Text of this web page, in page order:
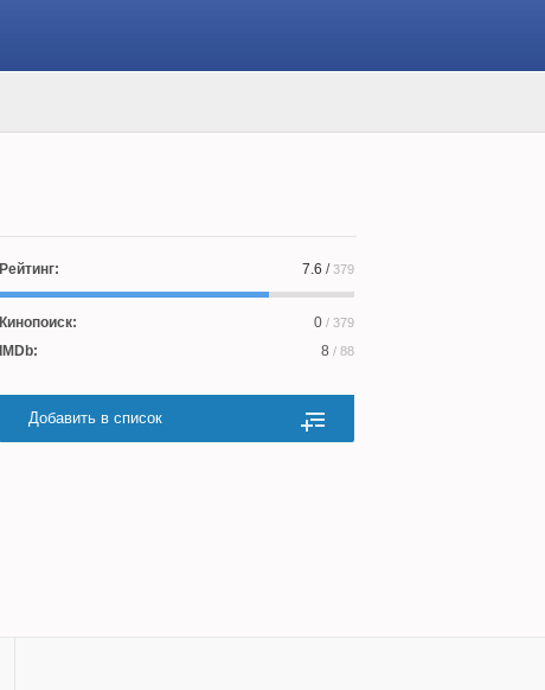
Рейтинг: 7.6 /379
Кинопоиск: 0 / 379
IMDb: 8 / 88
Добавить в список